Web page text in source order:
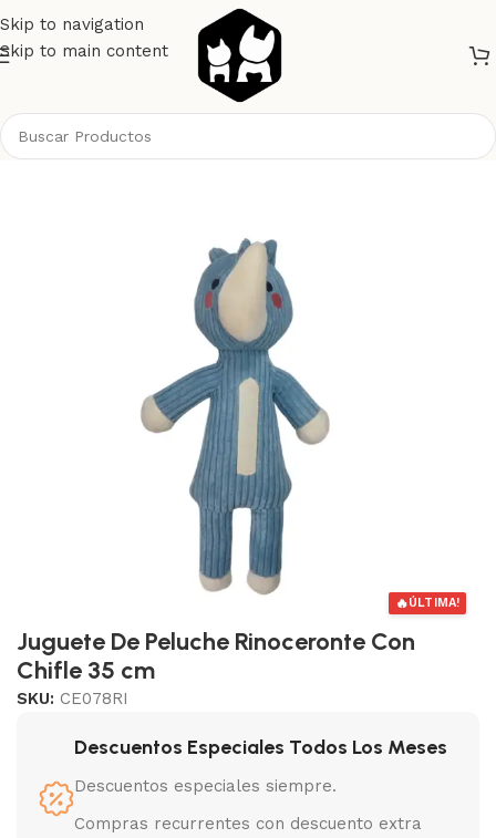
Skip to navigation
Skip to main content
🔥ÚLTIMA!
Juguete De Peluche Rinoceronte Con
Chifle 35 cm
SKU: CE078RI
Descuentos Especiales Todos Los Meses
Descuentos especiales siempre.
Compras recurrentes con descuento extra